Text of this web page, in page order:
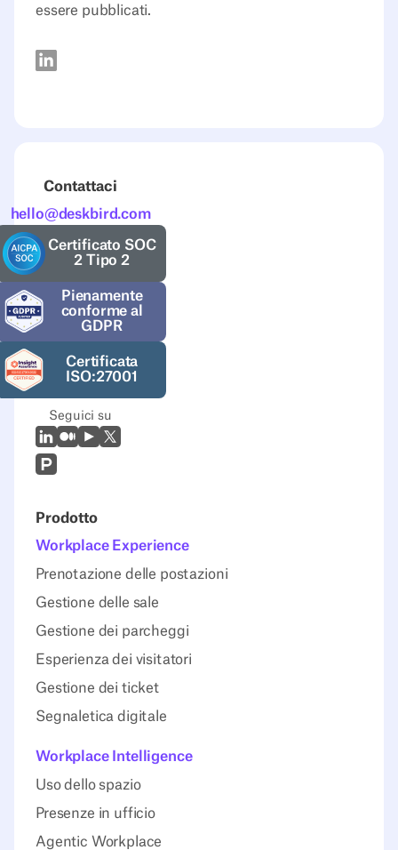
essere pubblicati.
Contattaci
hello@deskbird.com
Certificato SOC
2 Tipo 2
Pienamente
conforme al
GDPR
Certificata
ISO:27001
Seguici su
LinkedIn
MedioYoutubeX (Twitter)
Prodcut Hunt
Prodotto
Workplace Experience
Prenotazione delle postazioni
Gestione delle sale
Gestione dei parcheggi
Esperienza dei visitatori
Gestione dei ticket
Segnaletica digitale
Workplace Intelligence
Uso dello spazio
Presenze in ufficio
Agentic Workplace